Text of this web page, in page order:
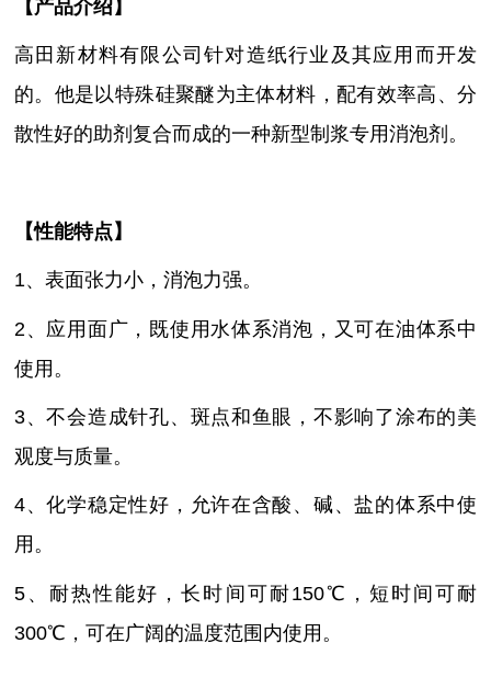
【产品介绍】
高田新材料有限公司针对造纸行业及其应用而开发
的。他是以特殊硅聚醚为主体材料，配有效率高、分
散性好的助剂复合而成的一种新型制浆专用消泡剂。
【性能特点】
1、表面张力小，消泡力强。
2、应用面广，既使用水体系消泡，又可在油体系中
使用 。
3、不会造成针孔、斑点和鱼眼，不影响了涂布的美
观度与质量。
4、化学稳定性好，允许在含酸、碱、盐的体系中使
用 。
5、 耐热性能好 ，长时间可耐150℃，短时间可耐
300℃，可在广阔的温度范围内使用 。